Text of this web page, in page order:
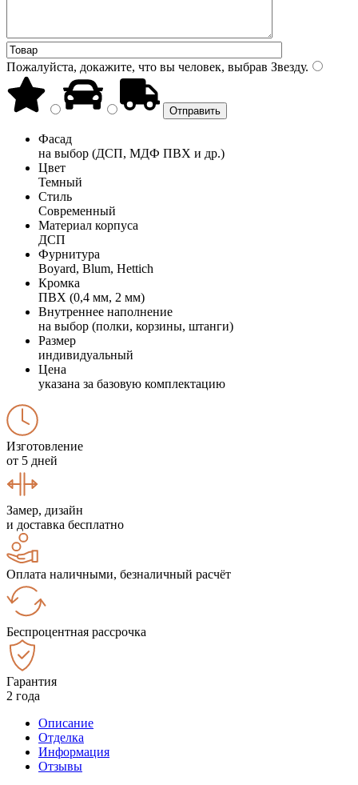
Пожалуйста, докажите, что вы человек, выбрав Звезду.
Фасад
на выбор (ДСП, МДФ ПВХ и др.)
Цвет
Темный
Стиль
Современный
Материал корпуса
ДСП
Фурнитура
Boyard, Blum, Hettich
Кромка
ПВХ (0,4 мм, 2 мм)
Внутреннее наполнение
на выбор (полки, корзины, штанги)
Размер
индивидуальный
Цена
указана за базовую комплектацию
Изготовление
от 5 дней
Замер, дизайн
и доставка бесплатно
Оплата наличными, безналичный расчёт
Беспроцентная рассрочка
Гарантия
2 года
Описание
Отделка
Информация
Отзывы